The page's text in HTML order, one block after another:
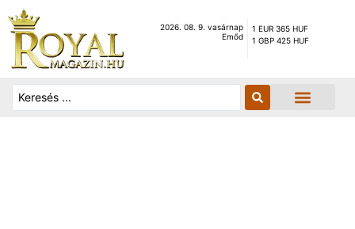
2026. 08. 9. vasárnap
Emőd
1 EUR 365 HUF
1 GBP 425 HUF